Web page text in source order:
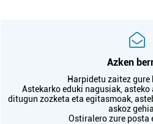
Azken
Harpidetu zaitez
Astekarko eduki nagusiak,
ditugun zozketa eta egitasmoak,
askoz
Ostiralero zure posta